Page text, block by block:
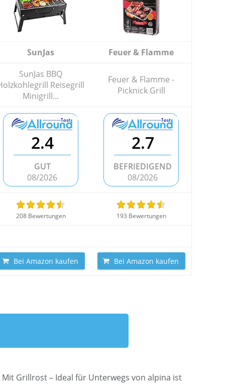
SunJas Feuer & Flamme
SunJas BBQ
Reisegrill
Minigrill...
Feuer & Flamme -
Picknick Grill
2.4
GUT
08/2026
2.7
BEFRIEDIGEND
08/2026
208 Bewertungen 193 Bewertungen
Bei Amazon kaufen Bei Amazon kaufen
Grillrost – Ideal für Unterwegs von alpina ist